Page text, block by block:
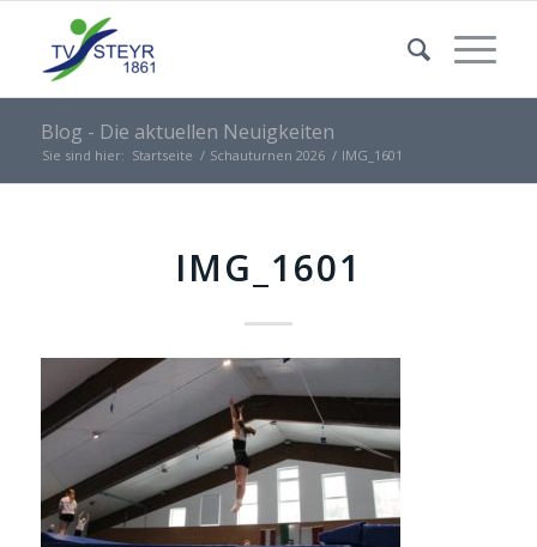
Blog - Die aktuellen Neuigkeiten
Sie sind hier: Startseite / Schauturnen 2026 / IMG_1601
IMG_1601